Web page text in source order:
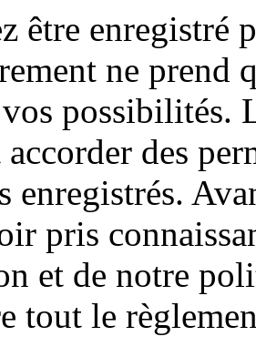
être enregistré
ne prend
possibilités.
accorder des
enregistrés.
pris
et de notre
tout le